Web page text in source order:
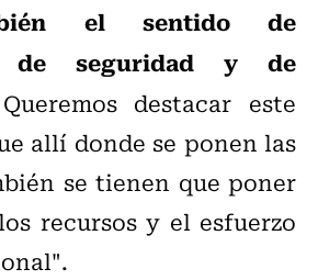
el sentido de
de seguridad y de
destacar este
allí donde se ponen las
se tienen que poner
recursos y el esfuerzo